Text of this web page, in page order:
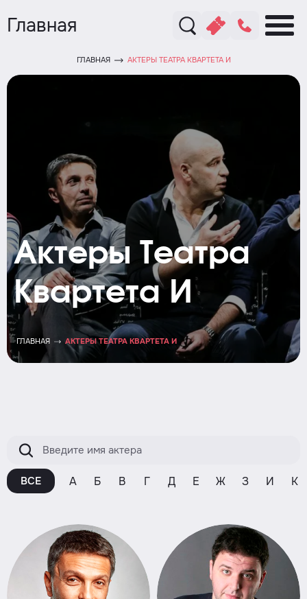
Главная
ГЛАВНАЯ АКТЕРЫ ТЕАТРА КВАРТЕТА И
Актеры Театра
Квартета И
ГЛАВНАЯ АКТЕРЫ ТЕАТРА КВАРТЕТА И
ВСЕ А Б В Г Д Е Ж З И К